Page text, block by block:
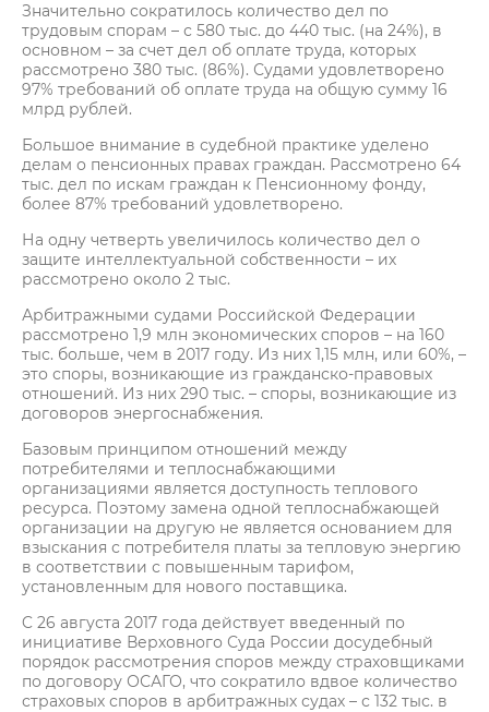
Значительно сократилось количество дел по
трудовым спорам – с 580 тыс. до 440 тыс. (на 24%), в
основном – за счет дел об оплате труда, которых
рассмотрено 380 тыс. (86%). Судами удовлетворено
97% требований об оплате труда на общую сумму 16
млрд рублей.
Большое внимание в судебной практике уделено
делам о пенсионных правах граждан. Рассмотрено 64
тыс. дел по искам граждан к Пенсионному фонду,
более 87% требований удовлетворено.
На одну четверть увеличилось количество дел о
защите интеллектуальной собственности – их
рассмотрено около 2 тыс.
Арбитражными судами Российской Федерации
рассмотрено 1,9 млн экономических споров – на 160
тыс. больше, чем в 2017 году. Из них 1,15 млн, или 60%, –
это споры, возникающие из гражданско-правовых
отношений. Из них 290 тыс. – споры, возникающие из
договоров энергоснабжения.
Базовым принципом отношений между
потребителями и теплоснабжающими
организациями является доступность теплового
ресурса. Поэтому замена одной теплоснабжающей
организации на другую не является основанием для
взыскания с потребителя платы за тепловую энергию
в соответствии с повышенным тарифом,
установленным для нового поставщика.
C 26 августа 2017 года действует введенный по
инициативе Верховного Суда России досудебный
порядок рассмотрения споров между страховщиками
по договору ОСАГО, что сократило вдвое количество
страховых споров в арбитражных судах – с 132 тыс. в